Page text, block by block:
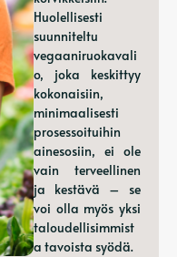
Huolellisesti
suunniteltu
vegaaniruokavali
o, joka keskittyy
kokonaisiin,
minimaalisesti
prosessoituihin
ainesosiin, ei ole
vain terveellinen
ja kestävä – se
voi olla myös yksi
taloudellisimmist
a tavoista syödä.